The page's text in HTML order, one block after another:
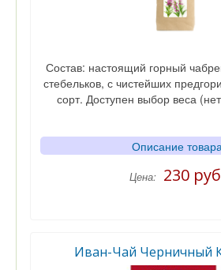
Состав: настоящий горный
стебельков, с чистейших
сорт. Доступен выбор веса
Описание
Цена: 230 руб
Иван-Чай Черничный